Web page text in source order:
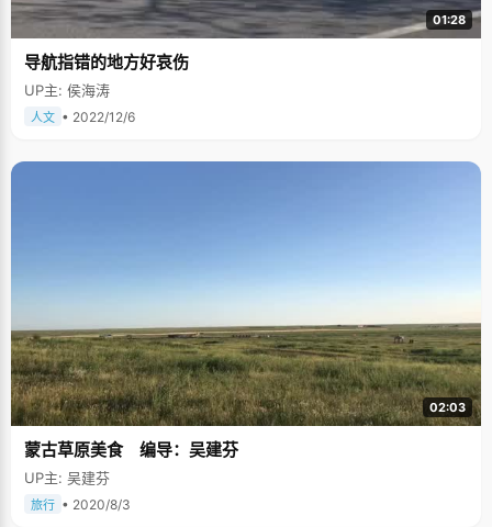
01:28
导航指错的地方好哀伤
UP主: 侯海涛
人文 • 2022/12/6
02:03
蒙古草原美食 编导：吴建芬
UP主: 吴建芬
旅行 • 2020/8/3